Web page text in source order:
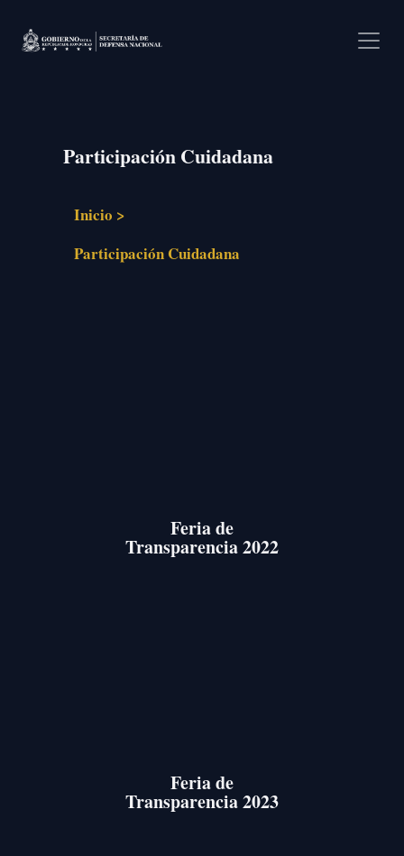
Participación Cuidadana
Inicio >
Participación Cuidadana
Feria de
Transparencia 2022
Feria de
Transparencia 2023